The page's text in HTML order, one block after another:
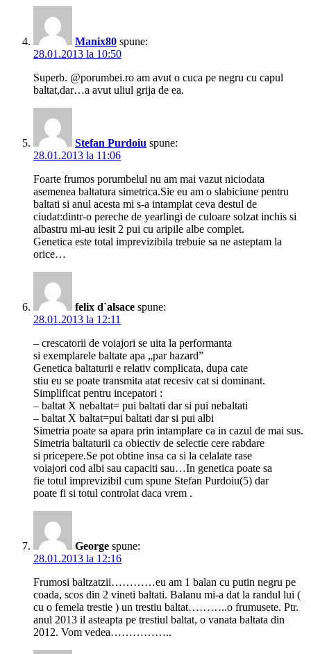
Manix80 spune:
28.01.2013 la 10:50
Superb. @porumbei.ro am avut o cuca pe negru cu capul
baltat,dar…a avut uliul grija de ea.
Stefan Purdoiu spune:
28.01.2013 la 11:06
Foarte frumos porumbelul nu am mai vazut niciodata
asemenea baltatura simetrica.Sie eu am o slabiciune pentru
baltati si anul acesta mi s-a intamplat ceva destul de
ciudat:dintr-o pereche de yearlingi de culoare solzat inchis si
albastru mi-au iesit 2 pui cu aripile albe complet.
Genetica este total imprevizibila trebuie sa ne asteptam la
orice…
felix d`alsace spune:
28.01.2013 la 12:11
– crescatorii de voiajori se uita la performanta
si exemplarele baltate apa „par hazard”
Genetica baltaturii e relativ complicata, dupa cate
stiu eu se poate transmita atat recesiv cat si dominant.
Simplificat pentru incepatori :
– baltat X nebaltat= pui baltati dar si pui nebaltati
– baltat X baltat=pui baltati dar si pui albi
Simetria poate sa apara prin intamplare ca in cazul de mai sus.
Simetria baltaturii ca obiectiv de selectie cere rabdare
si pricepere.Se pot obtine insa ca si la celalate rase
voiajori cod albi sau capaciti sau…In genetica poate sa
fie totul imprevizibil cum spune Stefan Purdoiu(5) dar
poate fi si totul controlat daca vrem .
George spune:
28.01.2013 la 12:16
Frumosi baltzatzii…………eu am 1 balan cu putin negru pe
coada, scos din 2 vineti baltati. Balanu mi-a dat la randul lui (
cu o femela trestie ) un trestiu baltat………..o frumusete. Ptr.
anul 2013 il asteapta pe trestiul baltat, o vanata baltata din
2012. Vom vedea……………..